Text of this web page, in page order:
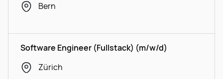
Bern
Software Engineer (Fullstack) (m/w/d)
Zürich